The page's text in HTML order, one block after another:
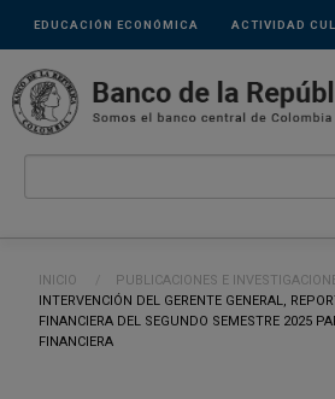
Pasar al contenido principal
Links
secundarios
ACTIVIDAD
EDUCACIÓN ECONÓMICA
Ruta de navegación
INICIO
PUBLICACIONES E
CURRENT:
INTERVENCIÓN DEL GERENTE GENERAL,
FINANCIERA DEL SEGUNDO SEMESTRE 2025
FINANCIERA